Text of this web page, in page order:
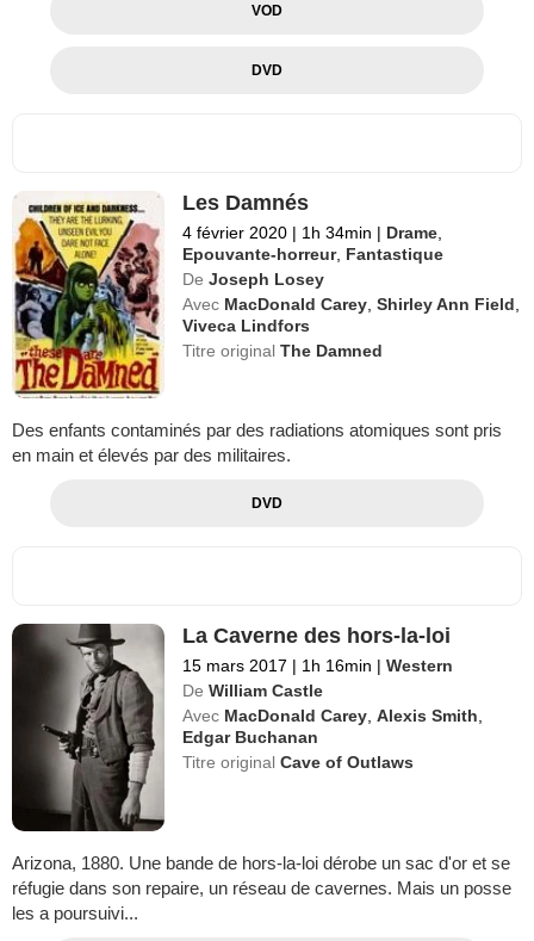
VOD
DVD
Les Damnés
4 février 2020 | 1h 34min | Drame
Epouvante-horreur, Fantastique
De Joseph Losey
Avec MacDonald Carey ,Shirley Ann Field
Viveca Lindfors
Titre originalThe Damned
Des enfants contaminés par des radiations atomiques sont pris
en main et élevés par des militaires.
DVD
La Caverne des hors-la-loi
15 mars 2017 | 1h 16min | Western
De William Castle
Avec MacDonald Carey ,Alexis Smith
Edgar Buchanan
Titre originalCave of Outlaws
Arizona, 1880. Une bande de hors-la-loi dérobe un sac d'or et se
réfugie dans son repaire, un réseau de cavernes. Mais un posse
les a poursuivi...